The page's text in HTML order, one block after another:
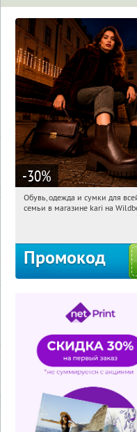
-30%
10:16:06
Обувь, одежда и сумки для
семьи в магазине kari на
Промокод